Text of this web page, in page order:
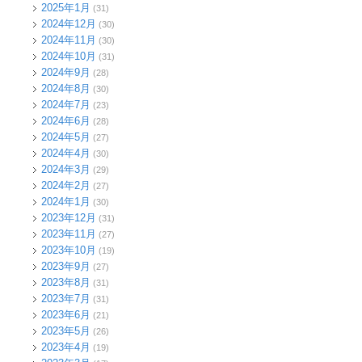
2025年1月 (31)
2024年12月 (30)
2024年11月 (30)
2024年10月 (31)
2024年9月 (28)
2024年8月 (30)
2024年7月 (23)
2024年6月 (28)
2024年5月 (27)
2024年4月 (30)
2024年3月 (29)
2024年2月 (27)
2024年1月 (30)
2023年12月 (31)
2023年11月 (27)
2023年10月 (19)
2023年9月 (27)
2023年8月 (31)
2023年7月 (31)
2023年6月 (21)
2023年5月 (26)
2023年4月 (19)